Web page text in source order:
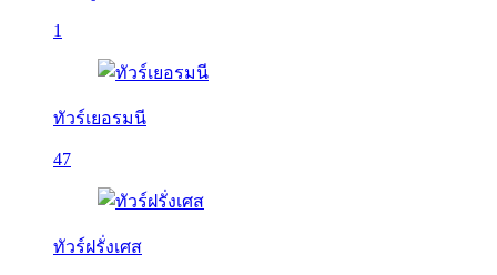
1
ทัวร์เยอรมนี
47
ทัวร์ฝรั่งเศส